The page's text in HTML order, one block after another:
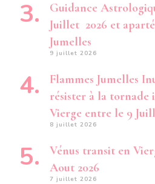
Guidance
Juillet 2026 et
Jumelles
9 juillet 2026
Flammes Jumelles
résister à la tornade
Vierge entre le 9
8 juillet 2026
Vénus transit en
Aout 2026
7 juillet 2026